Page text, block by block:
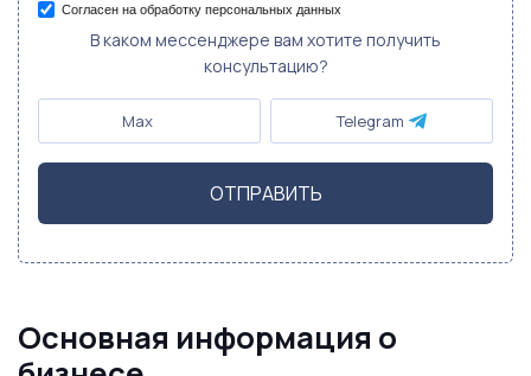
Согласен на обработку персональных данных
В каком мессенджере вам хотите получить
консультацию?
Max Telegram
ОТПРАВИТЬ
Основная информация о